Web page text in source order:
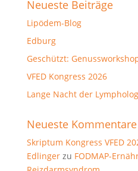
Neueste Beiträge
Lipödem-Blog
Edburg
Geschützt:
VFED Kongress 2026
Lange Nacht der
Neueste Kommentare
Skriptum Kongress VFED
Edlingerzu FODMAP-